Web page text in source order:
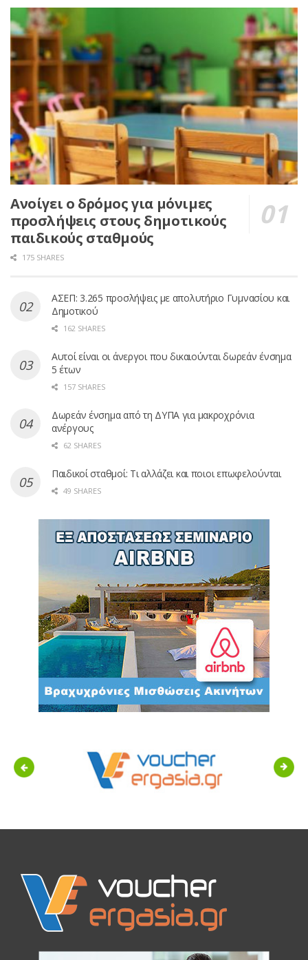
Ανοίγει ο δρόμος για μόνιμες
προσλήψεις στους δημοτικούς
παιδικούς σταθμούς
175 SHARES
ΑΣΕΠ: 3.265 προσλήψεις με απολυτήριο Γυμνασίου και
Δημοτικού
162 SHARES
Αυτοί είναι οι άνεργοι που δικαιούνται δωρεάν ένσημα
5 έτων
157 SHARES
Δωρεάν ένσημα από τη ΔΥΠΑ για μακροχρόνια
ανέργους
62 SHARES
Παιδικοί σταθμοί: Τι αλλάζει και ποιοι επωφελούνται
49 SHARES
Previous Next